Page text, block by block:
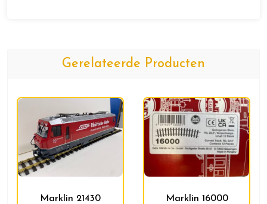
Gerelateerde Producten
Marklin 21430
Marklin 16000